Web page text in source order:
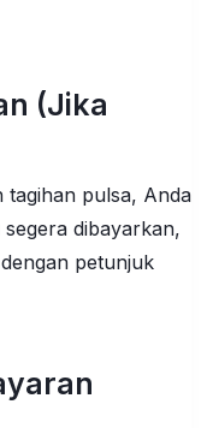
(Jika
tagihan pulsa, Anda
dibayarkan,
petunjuk